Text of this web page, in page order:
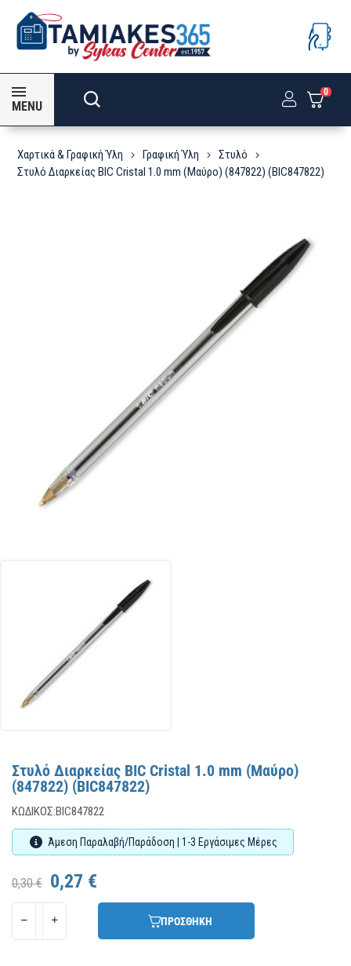
MENU
0
Χαρτικά & Γραφική Ύλη Γραφική Ύλη
Στυλό
Στυλό Διαρκείας BIC Cristal 1.0 mm (Μαύρο) (847822) (BIC847822)
Στυλό Διαρκείας BIC Cristal 1.0 mm (Μαύρο)
(847822) (BIC847822)
ΚΩΔΙΚΌΣ:BIC847822
Άμεση Παραλαβή/Παράδοση | 1-3 Εργάσιμες Μέρες
0,30 € 0,27 €
ΠΡΟΣΘΗΚΗ